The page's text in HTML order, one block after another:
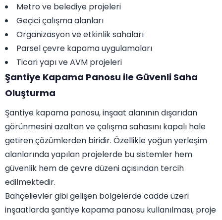
Metro ve belediye projeleri
Geçici çalışma alanları
Organizasyon ve etkinlik sahaları
Parsel çevre kapama uygulamaları
Ticari yapı ve AVM projeleri
Şantiye Kapama Panosu ile Güvenli Saha
Oluşturma
Şantiye kapama panosu, inşaat alanının dışarıdan
görünmesini azaltan ve çalışma sahasını kapalı hale
getiren çözümlerden biridir. Özellikle yoğun yerleşim
alanlarında yapılan projelerde bu sistemler hem
güvenlik hem de çevre düzeni açısından tercih
edilmektedir.
Bahçelievler gibi gelişen bölgelerde cadde üzeri
inşaatlarda şantiye kapama panosu kullanılması, proje